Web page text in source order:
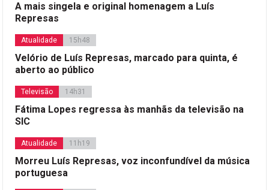
A mais singela e original homenagem a Luís
Represas
Atualidade 15h48
Velório de Luís Represas, marcado para quinta, é
aberto ao público
Televisão 14h31
Fátima Lopes regressa às manhãs da televisão na
SIC
Atualidade 11h19
Morreu Luís Represas, voz inconfundível da música
portuguesa